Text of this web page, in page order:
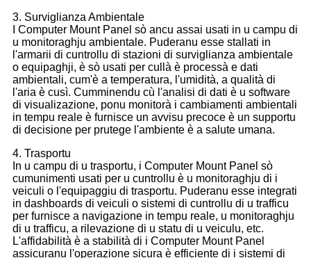
3. Surviglianza Ambientale
I Computer Mount Panel sò ancu assai usati in u campu di
u monitoraghju ambientale. Puderanu esse stallati in
l'armarii di cuntrollu di stazioni di surviglianza ambientale
o equipaghji, è sò usati per cullà è processà e dati
ambientali, cum'è a temperatura, l'umidità, a qualità di
l'aria è cusì. Cumminendu cù l'analisi di dati è u software
di visualizazione, ponu monitorà i cambiamenti ambientali
in tempu reale è furnisce un avvisu precoce è un supportu
di decisione per prutege l'ambiente è a salute umana.
4. Trasportu
In u campu di u trasportu, i Computer Mount Panel sò
cumunimenti usati per u cuntrollu è u monitoraghju di i
veiculi o l'equipaggiu di trasportu. Puderanu esse integrati
in dashboards di veiculi o sistemi di cuntrollu di u trafficu
per furnisce a navigazione in tempu reale, u monitoraghju
di u trafficu, a rilevazione di u statu di u veiculu, etc.
L'affidabilità è a stabilità di i Computer Mount Panel
assicuranu l'operazione sicura è efficiente di i sistemi di